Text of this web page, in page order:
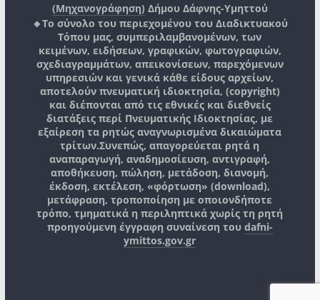
(Μηχανογράφηση) Δήμου Δάφνης-Υμηττού
🔸Το σύνολο του περιεχομένου του Διαδικτυακού
Τόπου μας, συμπεριλαμβανομένων, των
κειμένων, ειδήσεων, γραφικών, φωτογραφιών,
σχεδιαγραμμάτων, απεικονίσεων, παρεχόμενων
υπηρεσιών και γενικά κάθε είδους αρχείων,
αποτελούν πνευματική ιδιοκτησία, (copyright)
και διέπονται από τις εθνικές και διεθνείς
διατάξεις περί Πνευματικής Ιδιοκτησίας, με
εξαίρεση τα ρητώς αναγνωρισμένα δικαιώματα
τρίτων.Συνεπώς, απαγορεύεται ρητά η
αναπαραγωγή, αναδημοσίευση, αντιγραφή,
αποθήκευση, πώληση, μετάδοση, διανομή,
έκδοση, εκτέλεση, «φόρτωση» (download),
μετάφραση, τροποποίηση με οποιονδήποτε
τρόπο, τμηματικά η περιληπτικά χωρίς τη ρητή
προηγούμενη έγγραφη συναίνεση του dafni-
ymittos.gov.gr